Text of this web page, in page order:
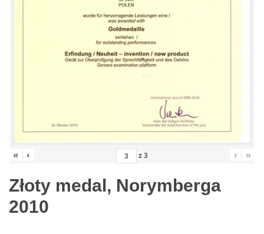
« ‹ z3 › »
Złoty medal, Norymberga
2010